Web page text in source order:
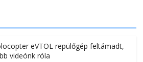
eVTOL repülőgép feltámadt,
videónk róla